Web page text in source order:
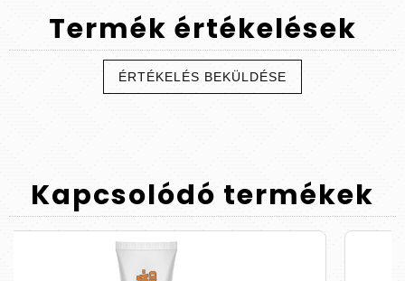
Termék értékelések
ÉRTÉKELÉS BEKÜLDÉSE
Kapcsolódó termékek